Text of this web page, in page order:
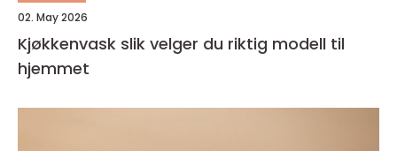
02. May 2026
Kjøkkenvask slik velger du riktig modell til
hjemmet